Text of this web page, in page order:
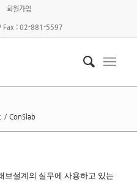
회원가입
Fax : 02-881-5597
/ ConSlab
브설계의 실무에 사용하고 있는